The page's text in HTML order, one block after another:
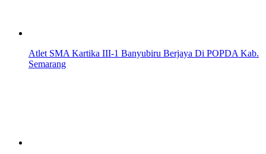
Atlet SMA Kartika III-1 Banyubiru Berjaya Di POPDA Kab.
Semarang